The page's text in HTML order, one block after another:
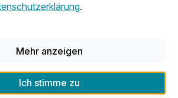
Außensauna, Tepidarium,
wird eine separate Kinderkarte bereit
.
Mehr anzeigen
Ich stimme zu